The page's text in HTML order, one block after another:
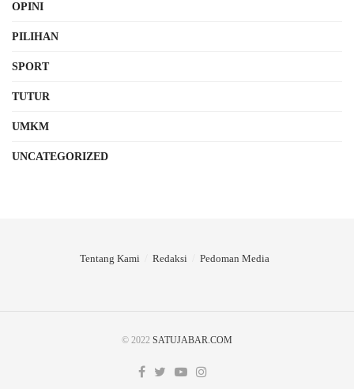
OPINI
PILIHAN
SPORT
TUTUR
UMKM
UNCATEGORIZED
Tentang Kami Redaksi Pedoman Media
© 2022 SATUJABAR.COM